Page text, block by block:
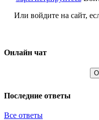
Или войдите на сайт,
Онлайн чат
Последние ответы
Все ответы